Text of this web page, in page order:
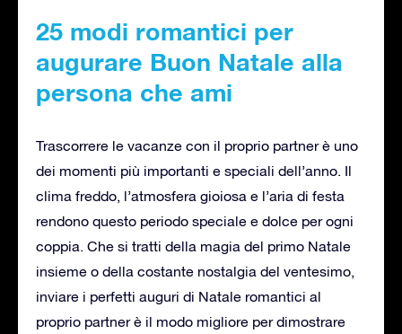
25 modi romantici per
augurare Buon Natale alla
persona che ami
Trascorrere le vacanze con il proprio partner è uno
dei momenti più importanti e speciali dell’anno. Il
clima freddo, l’atmosfera gioiosa e l’aria di festa
rendono questo periodo speciale e dolce per ogni
coppia. Che si tratti della magia del primo Natale
insieme o della costante nostalgia del ventesimo,
inviare i perfetti auguri di Natale romantici al
proprio partner è il modo migliore per dimostrare